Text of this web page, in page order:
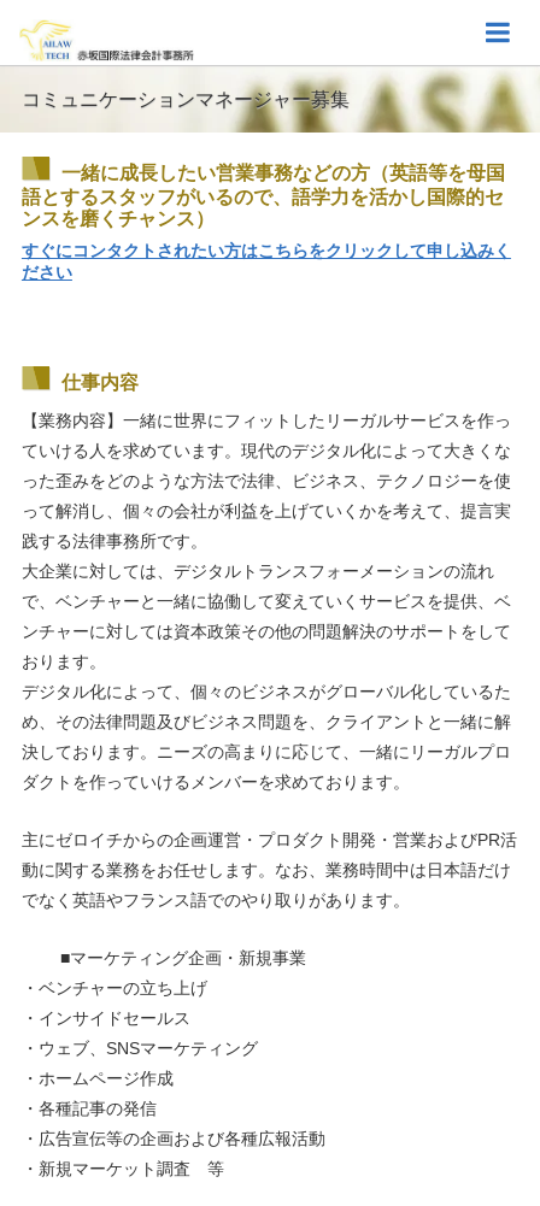
コミュニケーションマネージャー募集
一緒に成長したい営業事務などの方（英語等を母国
語とするスタッフがいるので、語学力を活かし国際的セ
ンスを磨くチャンス）
すぐにコンタクトされたい方はこちらをクリックして申し込みく
ださい
仕事内容
【業務内容】一緒に世界にフィットしたリーガルサービスを作っ
ていける人を求めています。現代のデジタル化によって大きくな
った歪みをどのような方法で法律、ビジネス、テクノロジーを使
って解消し、個々の会社が利益を上げていくかを考えて、提言実
践する法律事務所です。
大企業に対しては、デジタルトランスフォーメーションの流れ
で、ベンチャーと一緒に協働して変えていくサービスを提供、ベ
ンチャーに対しては資本政策その他の問題解決のサポートをして
おります。
デジタル化によって、個々のビジネスがグローバル化しているた
め、その法律問題及びビジネス問題を、クライアントと一緒に解
決しております。ニーズの高まりに応じて、一緒にリーガルプロ
ダクトを作っていけるメンバーを求めております。
主にゼロイチからの企画運営・プロダクト開発・営業およびPR活
動に関する業務をお任せします。なお、業務時間中は日本語だけ
でなく英語やフランス語でのやり取りがあります。
■マーケティング企画・新規事業
・ベンチャーの立ち上げ
・インサイドセールス
・ウェブ、SNSマーケティング
・ホームページ作成
・各種記事の発信
・広告宣伝等の企画および各種広報活動
・新規マーケット調査 等